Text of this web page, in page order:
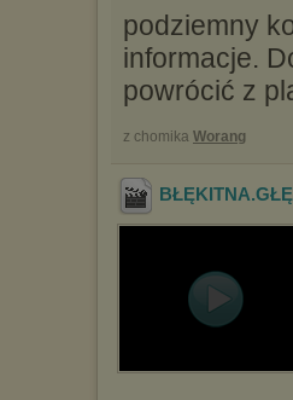
podziemny
informacje.
powrócić z
z chomika Worang